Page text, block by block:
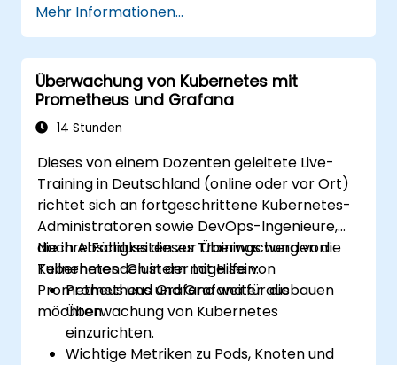
installieren und zu konfigurieren.
Einfache Dashboards sowie
Benachrichtigungen zur Visualisierung der
Systemleistung zu erstellen.
Best Practices für die Überwachung der
Systemverfügbarkeit und -performance
Mehr Informationen...
Überwachung von Kubernetes mit
Prometheus und Grafana
14 Stunden
Dieses von einem Dozenten geleitete Live-
Training in Deutschland (online oder vor Ort)
richtet sich an fortgeschrittene Kubernetes-
Administratoren sowie DevOps-Ingenieure,
die ihre Fähigkeiten zur Überwachung von
Kubernetes-Clustern mit Hilfe von
Prometheus und Grafana weiter ausbauen
möchten.
Nach Abschluss dieses Trainings werden die
Teilnehmenden in der Lage sein:
Prometheus und Grafana für die
Überwachung von Kubernetes
einzurichten.
Wichtige Metriken zu Pods, Knoten und